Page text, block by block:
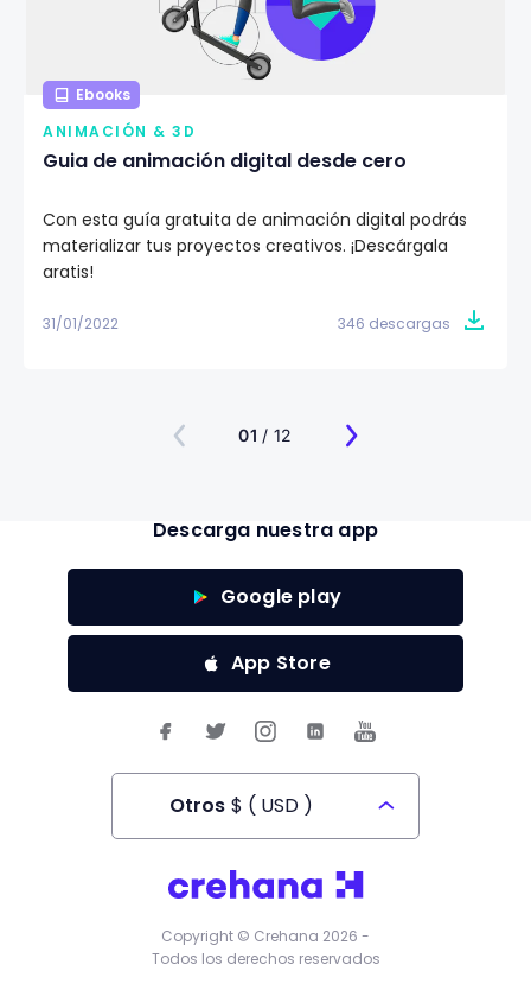
Ebooks
ANIMACIÓN & 3D
Guia de animación digital desde cero
Con esta guía gratuita de animación digital podrás
materializar tus proyectos creativos. ¡Descárgala
gratis!
31/01/2022 346 descargas
01 / 12
Descarga nuestra app
Google play
App Store
Otros $ ( USD )
Todos los derechos reservados